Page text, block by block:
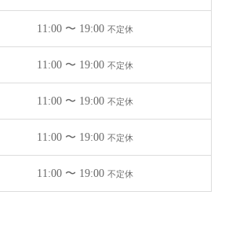
11:00 〜 19:00 不定休
11:00 〜 19:00 不定休
11:00 〜 19:00 不定休
11:00 〜 19:00 不定休
11:00 〜 19:00 不定休